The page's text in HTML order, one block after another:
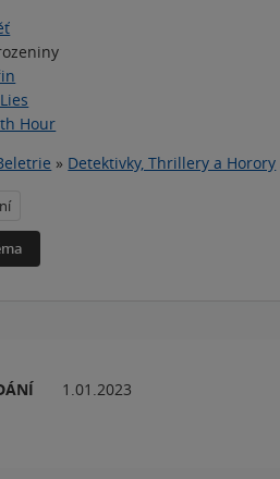
Hour
» Detektivky, Thrillery a Horory
1.01.2023